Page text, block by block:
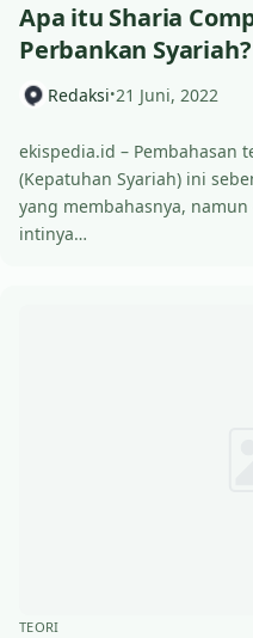
Apa itu Sharia
Perbankan Syariah?
Redaksi•21 Juni, 2022
ekispedia.id – Pembahasan
(Kepatuhan Syariah) ini
yang membahasnya,
intinya…
TEORI